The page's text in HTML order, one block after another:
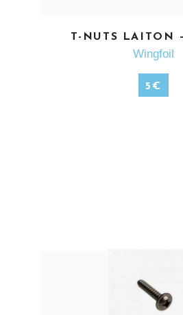
EN SAVOIR
T-NUTS LAITON
Wingfoil
5 €